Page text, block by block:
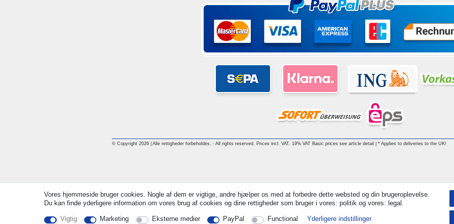
© Copyright 2026 | Alle rettigheder forbeholdes. - All rights reserved. Prices incl. VAT. 19% VAT Basic prices see article detail | * Applies to deliveries to the UK!
Vores hjemmeside bruger cookies. Nogle af dem er vigtige, andre hjælper os med at forbedre dette websted og din brugeroplevelse.
Du kan finde yderligere information om vores brug af cookies og dine rettigheder som bruger i vores: politik og vores: legal.
Vigtig Marketing Eksterne medier PayPal Functional Yderligere indstillinger